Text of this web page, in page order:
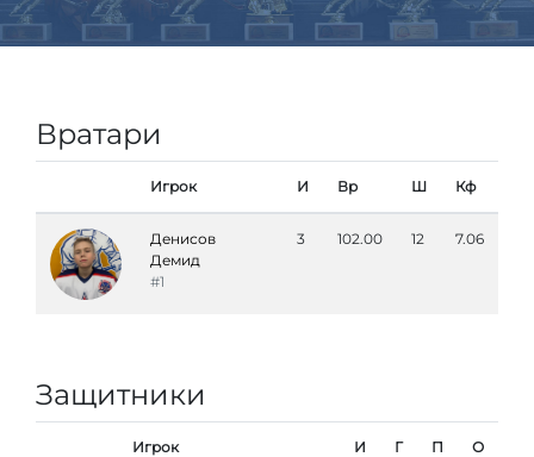
Вратари
Игрок И Вр Ш Кф
Денисов
Демид
#1
3 102.00 12 7.06
Защитники
Игрок И Г П О